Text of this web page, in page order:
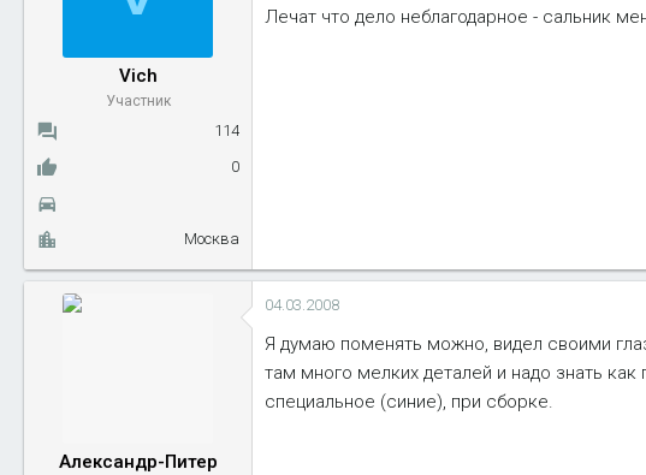
Vich
Участник
114
0
Москва
Лечат что дело неблагодарное - сальник
Александр-Питер
04.03.2008
Я думаю поменять можно, видел своими
там много мелких деталей и надо знать
специальное (синие), при сборке.